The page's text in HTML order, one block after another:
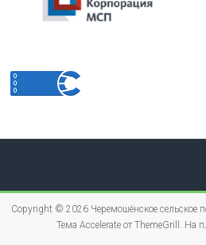
Copyright © 2026 Черемошёнское сельское
ТемаAccelerate от ThemeGrill. На